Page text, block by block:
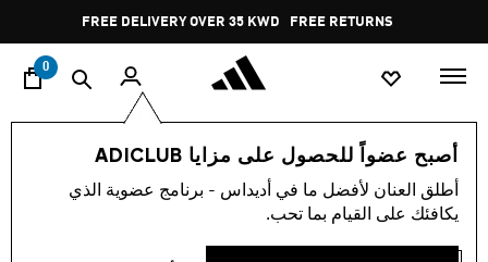
Pause
promotion
rotation
FREE RETURNS
0
أصبح عضواً للحصول على مزايا ADICLUB
أطلق العنان لأفضل ما في أديداس - برنامج عضوية الذي
يكافئك على القيام بما تحب.
النساء ملابس بناطيل ضيّقة للنساء
GYM & TRAINING (530)